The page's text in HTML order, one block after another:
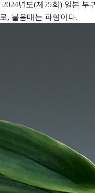
년도(제75회) 일본
, 붙음매는 파형이다.